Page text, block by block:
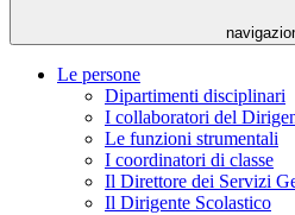
Le persone
Dipartimenti disciplinari
I collaboratori del
Le funzioni strumentali
I coordinatori di classe
Il Direttore dei Servizi
Il Dirigente Scolastico